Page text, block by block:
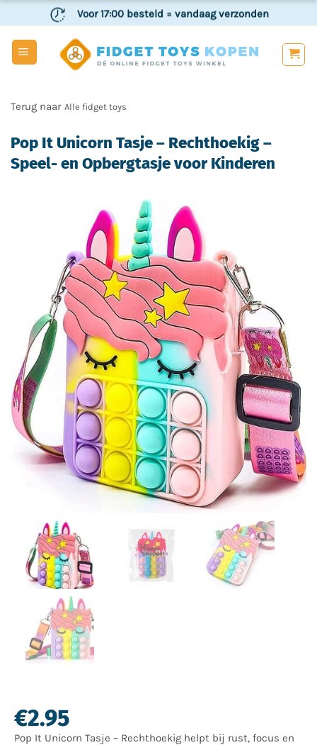
naar
inhoud
Voor 17:00 besteld = vandaag verzonden
Veiligen achteraf betalen
Pop It Unicorn Tasje – Rechthoekig –
Speel- en Opbergtasje voor Kinderen
Alle fidget toys
€2.95
Pop It Unicorn Tasje – Rechthoekig helpt bij rust, focus en